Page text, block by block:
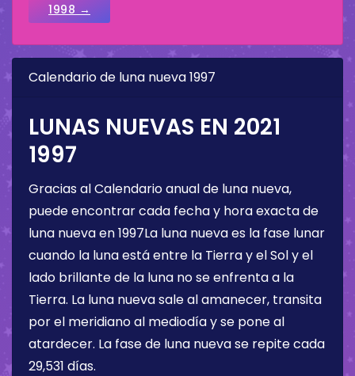
1998 →
Calendario de luna nueva 1997
LUNAS NUEVAS EN 2021
1997
Gracias al Calendario anual de luna nueva,
puede encontrar cada fecha y hora exacta de
luna nueva en 1997La luna nueva es la fase lunar
cuando la luna está entre la Tierra y el Sol y el
lado brillante de la luna no se enfrenta a la
Tierra. La luna nueva sale al amanecer, transita
por el meridiano al mediodía y se pone al
atardecer. La fase de luna nueva se repite cada
29,531 días.